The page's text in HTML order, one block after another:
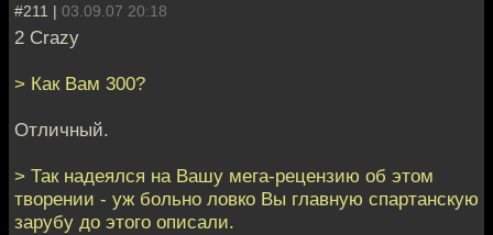
#211 | 03.09.07 20:18
2 Crazy
> Как Вам 300?
Отличный.
> Так надеялся на Вашу мега-рецензию об этом
творении - уж больно ловко Вы главную спартанскую
зарубу до этого описали.